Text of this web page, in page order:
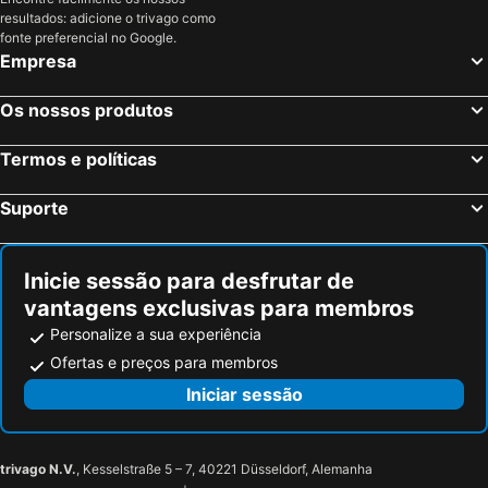
Praga, Praga Hotéis
Jindřichův Hradec, Boêmia do Sul Hotéis
Mariánské Lázně, Carlsbad Hotéis
Cesky Krumlov / Krumau, Boêmia do Sul Hotéis
resultados: adicione o trivago como
fonte preferencial no Google.
Empresa
Os nossos produtos
Termos e políticas
Suporte
Inicie sessão para desfrutar de
vantagens exclusivas para membros
Personalize a sua experiência
Ofertas e preços para membros
Iniciar sessão
trivago N.V., Kesselstraße 5 – 7, 40221 Düsseldorf, Alemanha